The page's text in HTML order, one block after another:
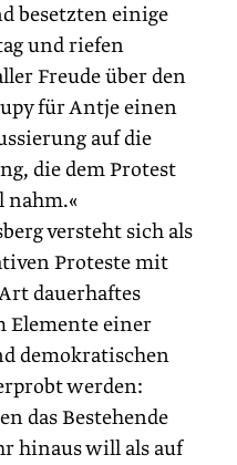
besetzten einige
und riefen
Freude über den
für Antje einen
auf die
die dem Protest
nahm.«
versteht sich als
Proteste mit
dauerhaftes
Elemente einer
demokratischen
werden:
das Bestehende
hinaus will als auf